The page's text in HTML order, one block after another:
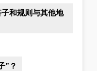
和规则与其他地
”？